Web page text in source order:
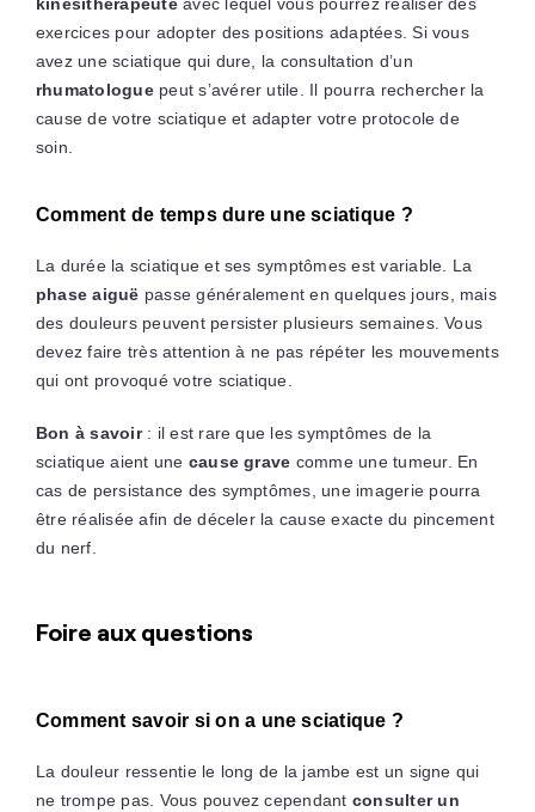
kinésithérapeuteavec lequel vous pourrez réaliser des
exercices pour adopter des positions adaptées. Si vous
avez une sciatique qui dure, la consultation d’un
rhumatologuepeut s’avérer utile. Il pourra rechercher la
cause de votre sciatique et adapter votre protocole de
soin.
Comment de temps dure une sciatique ?
La durée la sciatique et ses symptômes est variable. La
phase aiguë passe généralement en quelques jours, mais
des douleurs peuvent persister plusieurs semaines. Vous
devez faire très attention à ne pas répéter les mouvements
qui ont provoqué votre sciatique.
Bon à savoir: il est rare que les symptômes de la
sciatique aient une cause grave comme une tumeur. En
cas de persistance des symptômes, une imagerie pourra
être réalisée afin de déceler la cause exacte du pincement
du nerf.
Foire aux questions
Comment savoir si on a une sciatique ?
La douleur ressentie le long de la jambe est un signe qui
ne trompe pas. Vous pouvez cependant consulter un